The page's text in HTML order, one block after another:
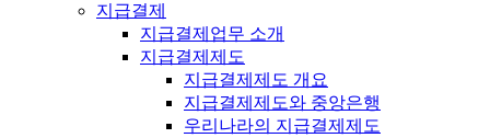
지급결제
지급결제업무 소개
지급결제제도
지급결제제도 개요
지급결제제도와 중앙은행
우리나라의 지급결제제도